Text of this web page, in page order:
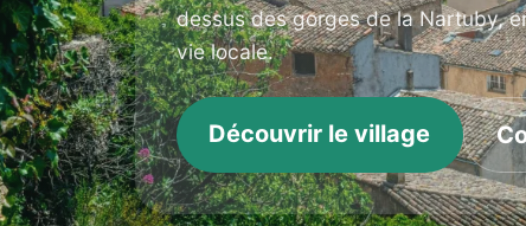
dessus des gorges de la Nartuby,
vie locale.
Découvrir le village